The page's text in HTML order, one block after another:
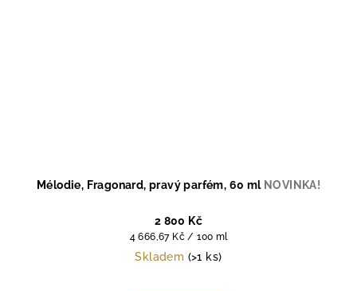
Mélodie, Fragonard, pravý parfém, 60 ml NOVINKA!
2 800 Kč
Měrná
cena:
4 666,67 Kč / 100 ml
Skladem (>1 ks)